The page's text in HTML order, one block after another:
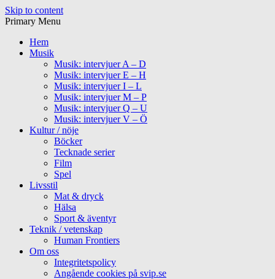
Skip to content
Primary Menu
Hem
Musik
Musik: intervjuer A – D
Musik: intervjuer E – H
Musik: intervjuer I – L
Musik: intervjuer M – P
Musik: intervjuer Q – U
Musik: intervjuer V – Ö
Kultur / nöje
Böcker
Tecknade serier
Film
Spel
Livsstil
Mat & dryck
Hälsa
Sport & äventyr
Teknik / vetenskap
Human Frontiers
Om oss
Integritetspolicy
Angående cookies på svip.se